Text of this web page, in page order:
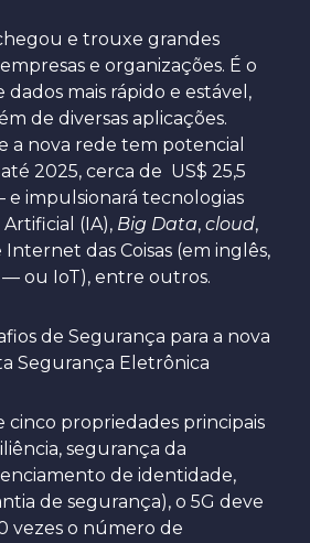
e trouxe grandes
e organizações. É o
mais rápido e estável,
de diversas aplicações.
a nova rede tem potencial
2025, cerca de US$ 25,5
e impulsionará tecnologias
(IA), Big Data, cloud,
Internet das Coisas (em inglês,
— ou IoT), entre outros.
propriedades principais
segurança da
de identidade,
de segurança), o 5G deve
vezes o número de